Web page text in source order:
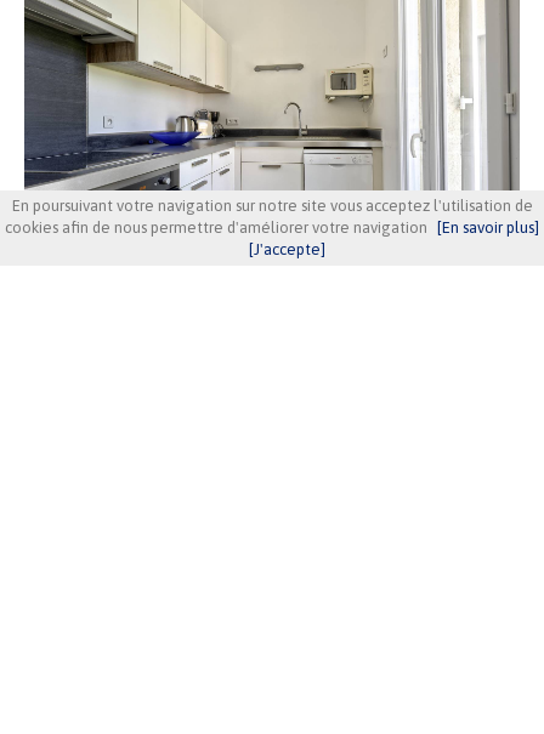
En poursuivant votre navigation sur notre site vous acceptez l'utilisation de
cookies afin de nous permettre d'améliorer votre navigation
[En savoir plus]
[J'accepte]